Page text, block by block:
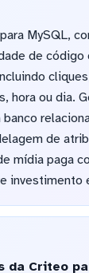
MySQL,
de
hora ou dia.
de
mídia paga
investimento
da Criteo